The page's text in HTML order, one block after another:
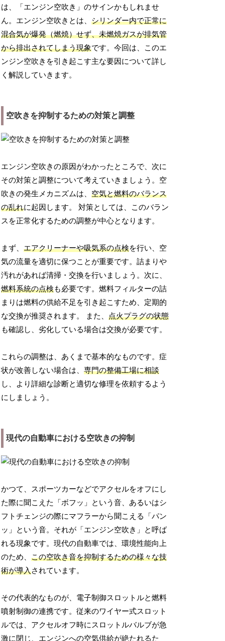
は、「エンジン空吹き」のサインかもしれませ
ん。エンジン空吹きとは、シリンダー内で正常に
混合気が爆発（燃焼）せず、未燃焼ガスが排気管
から排出されてしまう現象です。今回は、このエ
ンジン空吹きを引き起こす主な要因について詳し
く解説していきます。
空吹きを抑制するための対策と調整
エンジン空吹きの原因がわかったところで、次に
その対策と調整について考えていきましょう。空
吹きの発生メカニズムは、空気と燃料のバランス
の乱れに起因します。 対策としては、このバラン
スを正常化するための調整が中心となります。
まず、エアクリーナーや吸気系の点検を行い、空
気の流量を適切に保つことが重要です。詰まりや
汚れがあれば清掃・交換を行いましょう。次に、
燃料系統の点検も必要です。燃料フィルターの詰
まりは燃料の供給不足を引き起こすため、定期的
な交換が推奨されます。 また、点火プラグの状態
も確認し、劣化している場合は交換が必要です。
これらの調整は、あくまで基本的なものです。症
状が改善しない場合は、専門の整備工場に相談
し、より詳細な診断と適切な修理を依頼するよう
にしましょう。
現代の自動車における空吹きの抑制
かつて、スポーツカーなどでアクセルをオフにし
た際に聞こえた「ボフッ」という音、あるいはシ
フトチェンジの際にマフラーから聞こえる「パン
ッ」という音。それが「エンジン空吹き」と呼ば
れる現象です。現代の自動車では、環境性能向上
のため、この空吹き音を抑制するための様々な技
術が導入されています。
その代表的なものが、電子制御スロットルと燃料
噴射制御の連携です。従来のワイヤー式スロット
ルでは、アクセルオフ時にスロットルバルブが急
激に閉じ、エンジンへの空気供給が絶たれるた